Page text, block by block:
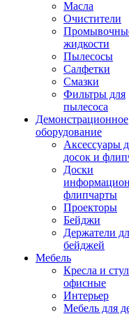
Масла
Очистители
жидкости
Пылесосы
Салфетки
Смазки
Фильтры для
пылесоса
Демонстрационное
оборудование
Аксессуары
досок и
Доски
флипчарты
Проекторы
Бейджи
Держатели
бейджей
Мебель
Кресла и
офисные
Интерьер
Мебель для